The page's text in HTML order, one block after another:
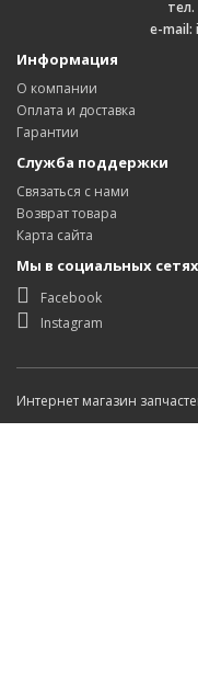
e-mail:
Информация
О компании
Оплата и доставка
Гарантии
Служба поддержки
Связаться с нами
Возврат товара
Карта сайта
Мы в социальных сетях
Facebook
Instagram
Интернет магазин